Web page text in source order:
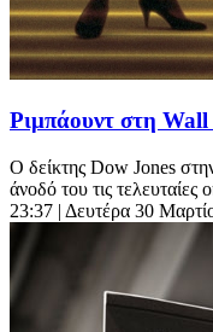
Ριμπάουντ στη Wall
Ο δείκτης Dow Jones
άνοδό του τις
23:37 | Δευτέρα 30